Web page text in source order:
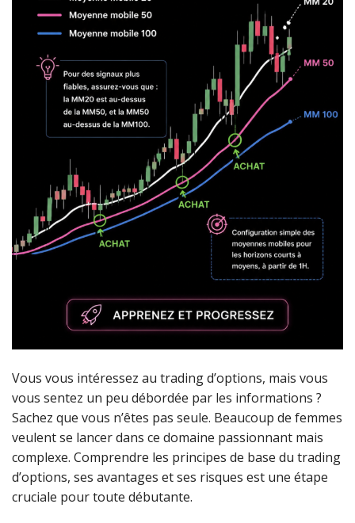
Vous vous intéressez au trading d’options, mais vous
vous sentez un peu débordée par les informations ?
Sachez que vous n’êtes pas seule. Beaucoup de femmes
veulent se lancer dans ce domaine passionnant mais
complexe. Comprendre les principes de base du trading
d’options, ses avantages et ses risques est une étape
cruciale pour toute débutante.